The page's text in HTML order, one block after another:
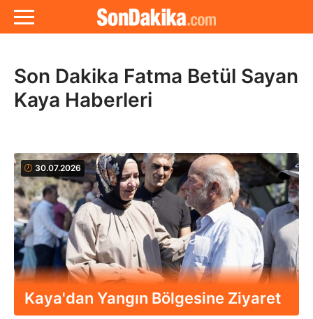
Son Dakika Fatma Betül Sayan
Kaya Haberleri
30.07.2026
Kaya'dan Yangın Bölgesine Ziyaret